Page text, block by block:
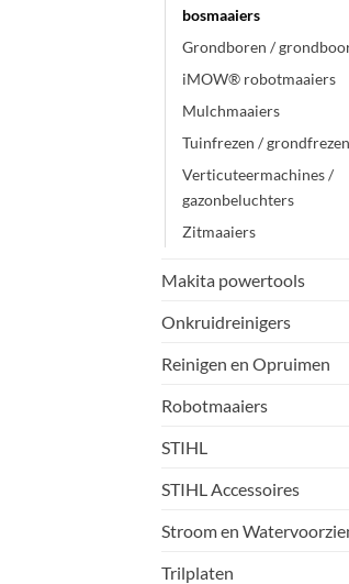
bosmaaiers
Grondboren /
iMOW® robotmaaiers
Mulchmaaiers
Tuinfrezen / grondfrezen
Verticuteermachines /
gazonbeluchters
Zitmaaiers
Makita powertools
Onkruidreinigers
Reinigen en Opruimen
Robotmaaiers
STIHL
STIHL Accessoires
Stroom en
Trilplaten